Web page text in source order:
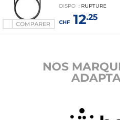
COMPARER
DISPO : RUPTURE
CHF12.25
NOS